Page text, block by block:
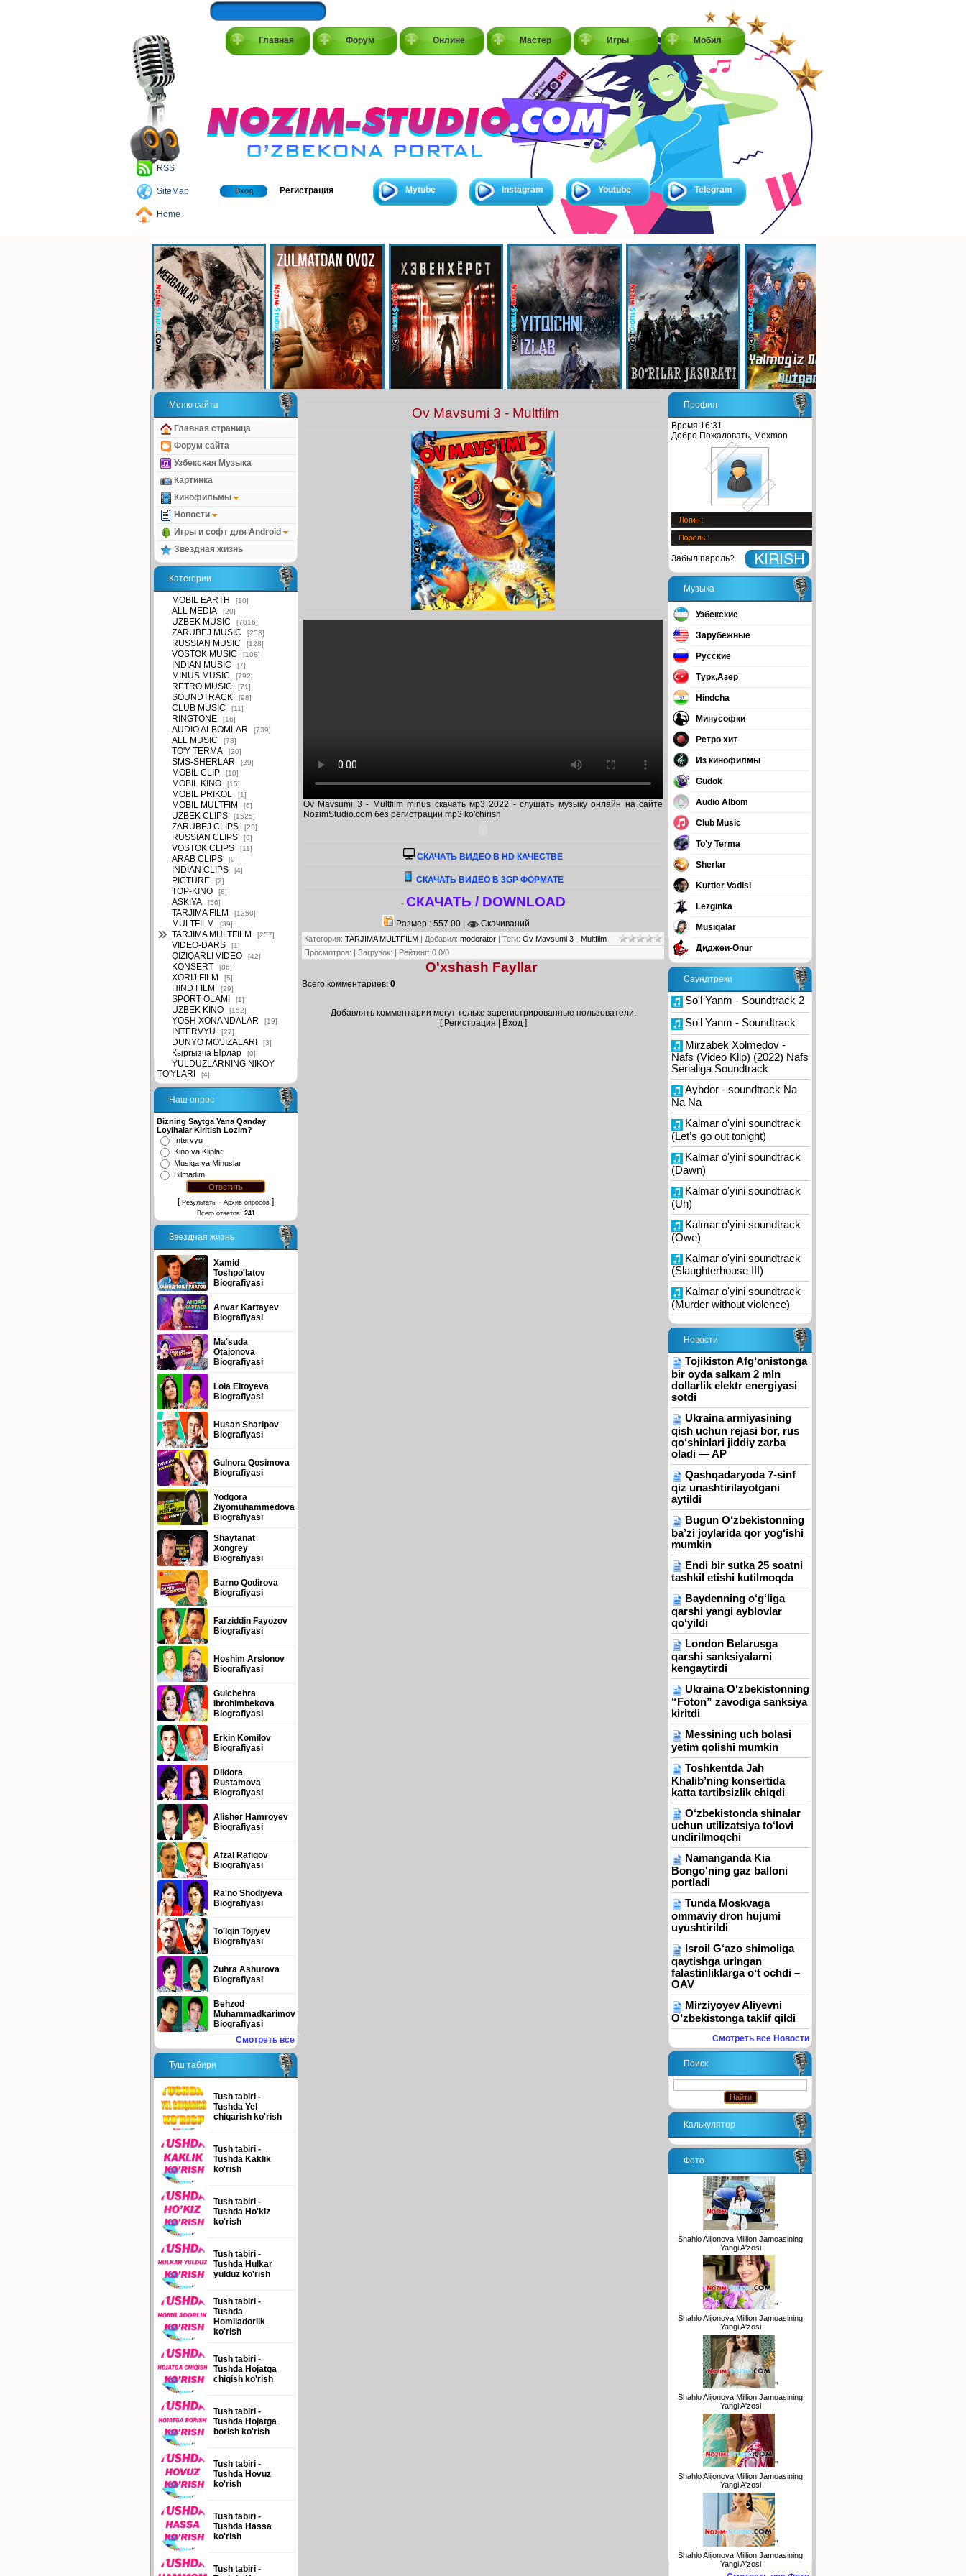
Главная Форум Онлине Мастер Игры Мобил
RSS
SiteMap
Home
Вход Регистрация Mytube Instagram Youtube Telegram
Меню сайта
Главная страница
Форум сайта
Узбекская Музыка
Картинка
Кинофильмы
Новости
Игры и софт для Android
Звездная жизнь
Категории
MOBIL EARTH [10]
ALL MEDIA [20]
UZBEK MUSIC [7816]
ZARUBEJ MUSIC [253]
RUSSIAN MUSIC [128]
VOSTOK MUSIC [108]
INDIAN MUSIC [7]
MINUS MUSIC [792]
RETRO MUSIC [71]
SOUNDTRACK [98]
CLUB MUSIC [11]
RINGTONE [16]
AUDIO ALBOMLAR [739]
ALL MUSIC [78]
TO'Y TERMA [20]
SMS-SHERLAR [29]
MOBIL CLIP [10]
MOBIL KINO [15]
MOBIL PRIKOL [1]
MOBIL MULTFIM [6]
UZBEK CLIPS [1525]
ZARUBEJ CLIPS [23]
RUSSIAN CLIPS [6]
VOSTOK CLIPS [11]
ARAB CLIPS [0]
INDIAN CLIPS [4]
PICTURE [2]
TOP-KINO [8]
ASKIYA [56]
TARJIMA FILM [1350]
MULTFILM [39]
TARJIMA MULTFILM [257]
VIDEO-DARS [1]
QIZIQARLI VIDEO [42]
KONSERT [86]
XORIJ FILM [5]
HIND FILM [29]
SPORT OLAMI [1]
UZBEK KINO [152]
YOSH XONANDALAR [19]
INTERVYU [27]
DUNYO MO'JIZALARI [3]
Кыргызча Ырлар [0]
YULDUZLARNING NIKOY
TO'YLARI
[4]
Наш опрос
Bizning Saytga Yana Qanday
Loyihalar Kiritish Lozim?
Intervyu
Kino va Kliplar
Musiqa va Minuslar
Bilmadim
[ Результаты · Архив опросов ]
Всего ответов: 241
Звездная жизнь
Xamid
Toshpo'latov
Biografiyasi
Anvar Kartayev
Biografiyasi
Ma'suda
Otajonova
Biografiyasi
Lola Eltoyeva
Biografiyasi
Husan Sharipov
Biografiyasi
Gulnora Qosimova
Biografiyasi
Yodgora
Ziyomuhammedova
Biografiyasi
Shaytanat
Xongrey
Biografiyasi
Barno Qodirova
Biografiyasi
Farziddin Fayozov
Biografiyasi
Hoshim Arslonov
Biografiyasi
Gulchehra
Ibrohimbekova
Biografiyasi
Erkin Komilov
Biografiyasi
Dildora
Rustamova
Biografiyasi
Alisher Hamroyev
Biografiyasi
Afzal Rafiqov
Biografiyasi
Ra'no Shodiyeva
Biografiyasi
To'lqin Tojiyev
Biografiyasi
Zuhra Ashurova
Biografiyasi
Behzod
Muhammadkarimov
Biografiyasi
Смотреть все
Туш табири
Tush tabiri -
Tushda Yel
chiqarish ko'rish
Tush tabiri -
Tushda Kaklik
ko'rish
Tush tabiri -
Tushda Ho'kiz
ko'rish
Tush tabiri -
Tushda Hulkar
yulduz ko'rish
Tush tabiri -
Tushda
Homiladorlik
ko'rish
Tush tabiri -
Tushda Hojatga
chiqish ko'rish
Tush tabiri -
Tushda Hojatga
borish ko'rish
Tush tabiri -
Tushda Hovuz
ko'rish
Tush tabiri -
Tushda Hassa
ko'rish
Tush tabiri -
Ov Mavsumi 3 - Multfilm
Ov Mavsumi 3 - Multfilm minus скачать мр3 2022 - слушать музыку онлайн на сайте
NozimStudio.com без регистрации mp3 ko'chirish
CКАЧАТЬ ВИДЕО В HD КАЧЕСТВЕ
СКАЧАТЬ ВИДЕО В 3GP ФОРМАТЕ
· СКАЧАТЬ / DOWNLOAD
Размер : 557.00 | Скачиваний
Категория: TARJIMA MULTFILM | Добавил: moderator | Теги: Ov Mavsumi 3 - Multfilm
Просмотров: | Загрузок: | Рейтинг: 0.0/0
O'xshash Fayllar
Всего комментариев: 0
Добавлять комментарии могут только зарегистрированные пользователи.
[ Регистрация Вход]
Профил
Время:16:31
Добро Пожаловать, Mexmon
Забыл пароль?
Музыка
Узбекские
Зарубежные
Русские
Турк,Азер
Hindcha
Минусофки
Ретро хит
Из кинофилмы
Gudok
Audio Albom
Club Music
To'y Terma
Sherlar
Kurtler Vadisi
Lezginka
Musiqalar
Диджеи-Onur
Саундтреки
So'l Yanm - Soundtrack 2
So'l Yanm - Soundtrack
Mirzabek Xolmedov -
Nafs (Video Klip) (2022) Nafs
Serialiga Soundtrack
Aybdor - soundtrack Na
Na Na
Kalmar o'yini soundtrack
(Let’s go out tonight)
Kalmar o'yini soundtrack
(Dawn)
Kalmar o'yini soundtrack
(Uh)
Kalmar o'yini soundtrack
(Owe)
Kalmar o'yini soundtrack
(Slaughterhouse III)
Kalmar o'yini soundtrack
(Murder without violence)
Новости
Tojikiston Afg‘onistonga
bir oyda salkam 2 mln
dollarlik elektr energiyasi
sotdi
Ukraina armiyasining
qish uchun rejasi bor, rus
qo‘shinlari jiddiy zarba
oladi — AP
Qashqadaryoda 7-sinf
qiz unashtirilayotgani
aytildi
Bugun O‘zbekistonning
ba’zi joylarida qor yog‘ishi
mumkin
Endi bir sutka 25 soatni
tashkil etishi kutilmoqda
Baydenning o‘g‘liga
qarshi yangi ayblovlar
qo‘yildi
London Belarusga
qarshi sanksiyalarni
kengaytirdi
Ukraina O‘zbekistonning
“Foton” zavodiga sanksiya
kiritdi
Messining uch bolasi
yetim qolishi mumkin
Toshkentda Jah
Khalib’ning konsertida
katta tartibsizlik chiqdi
O‘zbekistonda shinalar
uchun utilizatsiya to‘lovi
undirilmoqchi
Namanganda Kia
Bongo'ning gaz balloni
portladi
Tunda Moskvaga
ommaviy dron hujumi
uyushtirildi
Isroil G‘azo shimoliga
qaytishga uringan
falastinliklarga o‘t ochdi –
OAV
Mirziyoyev Aliyevni
O‘zbekistonga taklif qildi
Смотреть все Новости
Поиск
Калькулятор
Фото
"
Shahlo Alijonova Million Jamoasining
Yangi A'zosi
"
Shahlo Alijonova Million Jamoasining
Yangi A'zosi
"
Shahlo Alijonova Million Jamoasining
Yangi A'zosi
"
Shahlo Alijonova Million Jamoasining
Yangi A'zosi
"
Shahlo Alijonova Million Jamoasining
Yangi A'zosi